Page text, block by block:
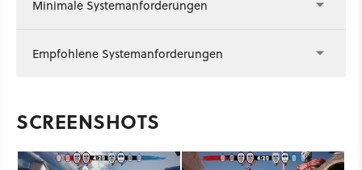
Minimale Systemanforderungen
Empfohlene Systemanforderungen
SCREENSHOTS